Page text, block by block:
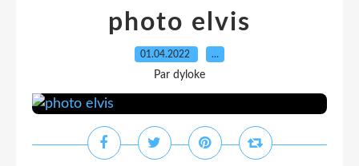
photo elvis
01.04.2022 …
Par dyloke